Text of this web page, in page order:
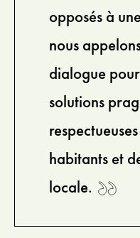
opposés à
nous
dialogue
solutions
habitants et
locale.